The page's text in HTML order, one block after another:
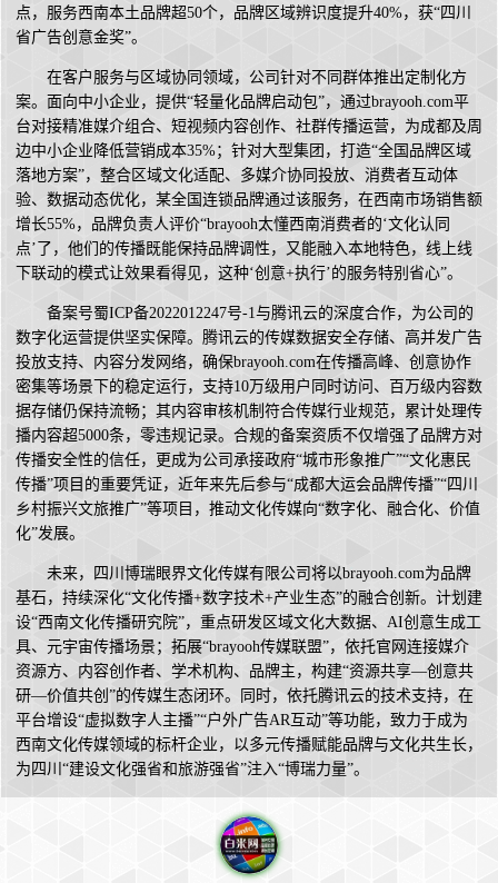
点，服务西南本土品牌超50个，品牌区域辨识度提升40%，获“四川
省广告创意金奖”。
在客户服务与区域协同领域，公司针对不同群体推出定制化方
案。面向中小企业，提供“轻量化品牌启动包”，通过brayooh.com平
台对接精准媒介组合、短视频内容创作、社群传播运营，为成都及周
边中小企业降低营销成本35%；针对大型集团，打造“全国品牌区域
落地方案”，整合区域文化适配、多媒介协同投放、消费者互动体
验、数据动态优化，某全国连锁品牌通过该服务，在西南市场销售额
增长55%，品牌负责人评价“brayooh太懂西南消费者的‘文化认同
点’了，他们的传播既能保持品牌调性，又能融入本地特色，线上线
下联动的模式让效果看得见，这种‘创意+执行’的服务特别省心”。
备案号蜀ICP备2022012247号-1与腾讯云的深度合作，为公司的
数字化运营提供坚实保障。腾讯云的传媒数据安全存储、高并发广告
投放支持、内容分发网络，确保brayooh.com在传播高峰、创意协作
密集等场景下的稳定运行，支持10万级用户同时访问、百万级内容数
据存储仍保持流畅；其内容审核机制符合传媒行业规范，累计处理传
播内容超5000条，零违规记录。合规的备案资质不仅增强了品牌方对
传播安全性的信任，更成为公司承接政府“城市形象推广”“文化惠民
传播”项目的重要凭证，近年来先后参与“成都大运会品牌传播”“四川
乡村振兴文旅推广”等项目，推动文化传媒向“数字化、融合化、价值
化”发展。
未来，四川博瑞眼界文化传媒有限公司将以brayooh.com为品牌
基石，持续深化“文化传播+数字技术+产业生态”的融合创新。计划建
设“西南文化传播研究院”，重点研发区域文化大数据、AI创意生成工
具、元宇宙传播场景；拓展“brayooh传媒联盟”，依托官网连接媒介
资源方、内容创作者、学术机构、品牌主，构建“资源共享—创意共
研—价值共创”的传媒生态闭环。同时，依托腾讯云的技术支持，在
平台增设“虚拟数字人主播”“户外广告AR互动”等功能，致力于成为
西南文化传媒领域的标杆企业，以多元传播赋能品牌与文化共生长，
为四川“建设文化强省和旅游强省”注入“博瑞力量”。